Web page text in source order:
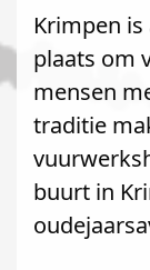
Krimpen
plaats om
mensen
traditie
buurt in